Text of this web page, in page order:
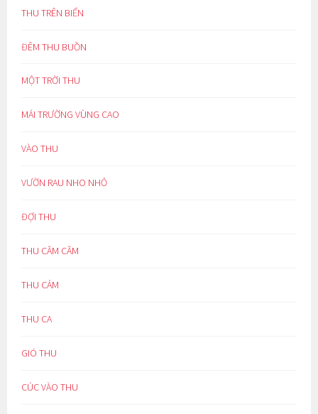
THU TRÊN BIỂN
ĐÊM THU BUỒN
MỘT TRỜI THU
MÁI TRƯỜNG VÙNG CAO
VÀO THU
VƯỜN RAU NHO NHỎ
ĐỢI THU
THU CĂM CĂM
THU CẢM
THU CA
GIÓ THU
CÚC VÀO THU